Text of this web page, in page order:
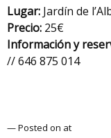
Lugar: Jardín de
Precio: 25€
Información y
// 646 875 014
— Posted on at